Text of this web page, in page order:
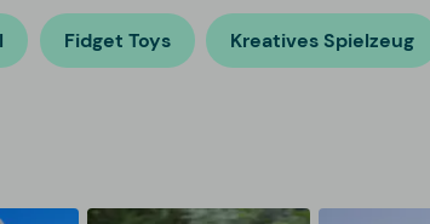
Fidget Toys Kreatives Spielzeug